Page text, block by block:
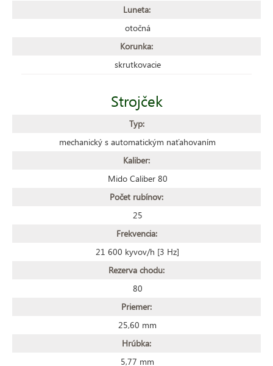
Luneta:
otočná
Korunka:
skrutkovacie
Strojček
Typ:
mechanický s automatickým naťahovaním
Kaliber:
Mido Caliber 80
Počet rubínov:
25
Frekvencia:
21 600 kyvov/h [3 Hz]
Rezerva chodu:
80
Priemer:
25,60 mm
Hrúbka:
5,77 mm